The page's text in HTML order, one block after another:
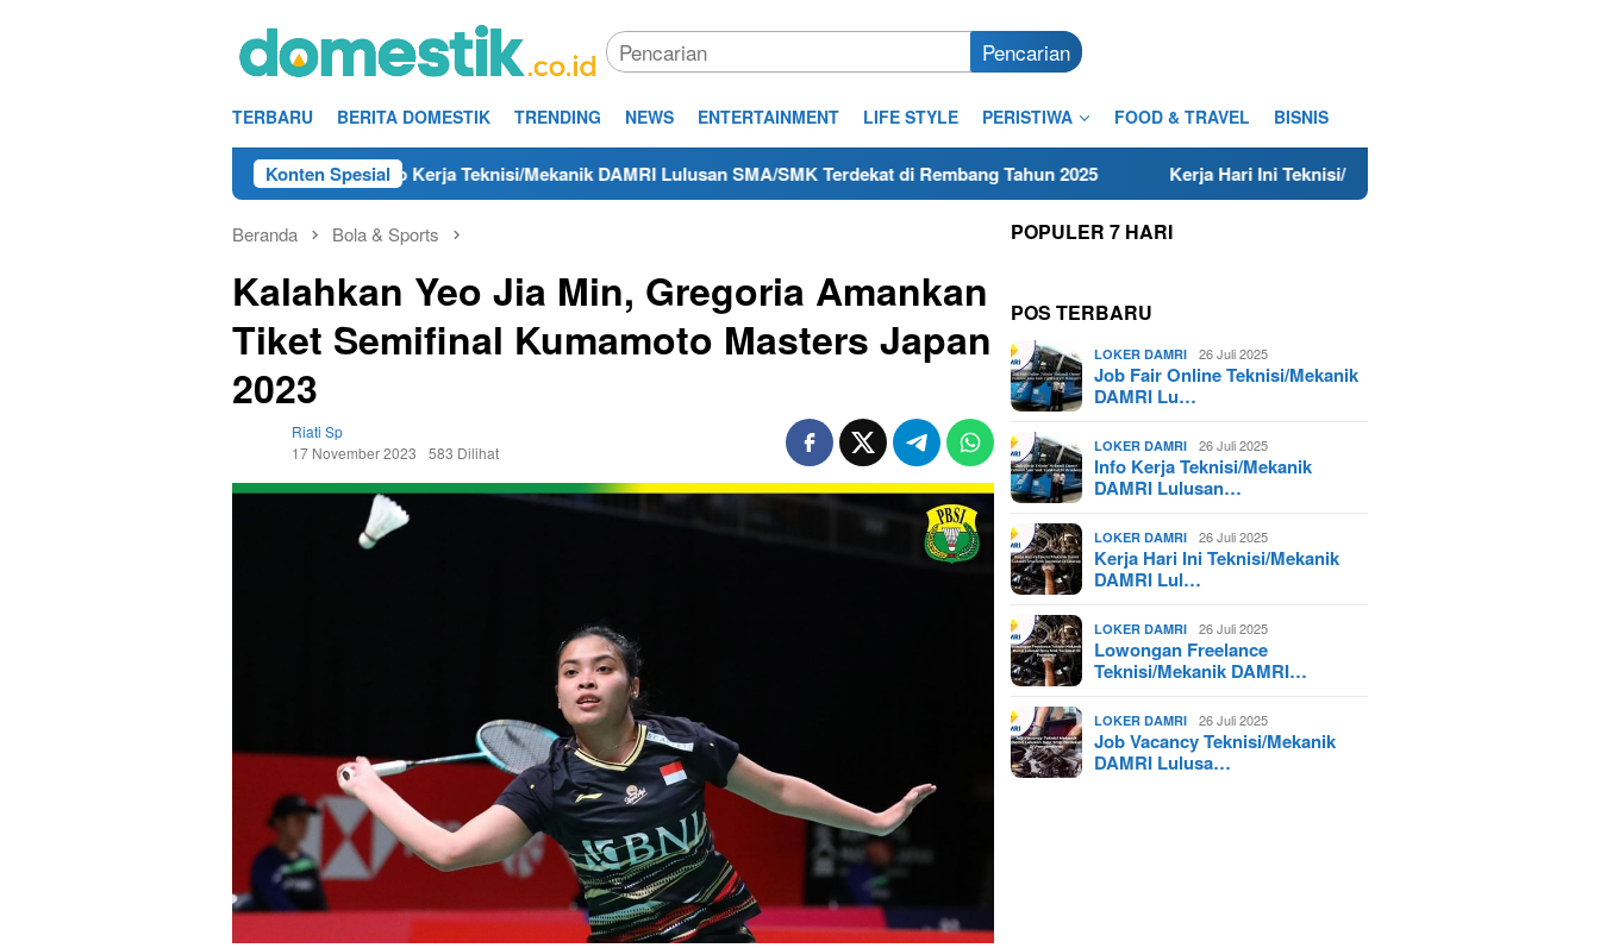
Pencarian
TERBARU BERITA DOMESTIK TRENDING NEWS ENTERTAINMENT LIFE STYLE PERISTIWA FOOD & TRAVEL BISNIS
Konten Spesial
Info Kerja Teknisi/Mekanik DAMRI Lulusan SMA/SMK Terdekat di Rembang Tahun 2025 Kerja Hari Ini Teknisi/Mekanik DAMRI Lulusan SMA/SMK
Beranda Bola & Sports
Kalahkan Yeo Jia Min, Gregoria Amankan
Tiket Semifinal Kumamoto Masters Japan
2023
Riati Sp
17 November 2023
583 Dilihat
POPULER 7 HARI
POS TERBARU
LOKER DAMRI 26 Juli 2025
Job Fair Online Teknisi/Mekanik
DAMRI Lu…
LOKER DAMRI 26 Juli 2025
Info Kerja Teknisi/Mekanik
DAMRI Lulusan…
LOKER DAMRI 26 Juli 2025
Kerja Hari Ini Teknisi/Mekanik
DAMRI Lul…
LOKER DAMRI 26 Juli 2025
Lowongan Freelance
Teknisi/Mekanik DAMRI…
LOKER DAMRI 26 Juli 2025
Job Vacancy Teknisi/Mekanik
DAMRI Lulusa…